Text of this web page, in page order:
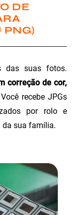
DE
PNG)
das suas fotos.
correção de cor,
recebe JPGs
por rolo e
da sua família.